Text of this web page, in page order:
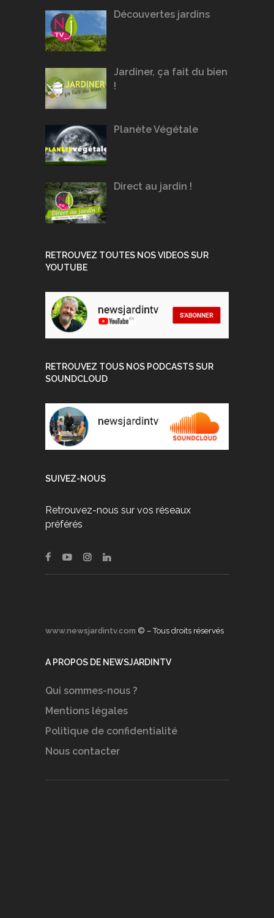
Découvertes jardins
Jardiner, ça fait du bien
!
Planète Végétale
Direct au jardin !
RETROUVEZ TOUTES NOS VIDEOS SUR
YOUTUBE
RETROUVEZ TOUS NOS PODCASTS SUR
SOUNDCLOUD
SUIVEZ-NOUS
Retrouvez-nous sur vos réseaux
préférés
www.newsjardintv.com © – Tous droits réservés
A PROPOS DE NEWSJARDINTV
Qui sommes-nous ?
Mentions légales
Politique de confidentialité
Nous contacter